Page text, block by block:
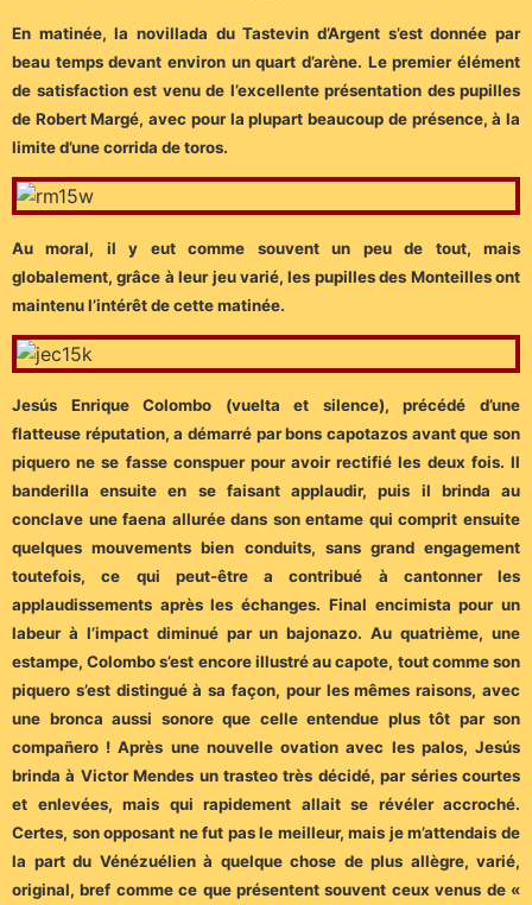
En matinée, la novillada du Tastevin d’Argent s’est donnée par
beau temps devant environ un quart d’arène. Le premier élément
de satisfaction est venu de l’excellente présentation des pupilles
de Robert Margé, avec pour la plupart beaucoup de présence, à la
limite d’une corrida de toros.
Au moral, il y eut comme souvent un peu de tout, mais
globalement, grâce à leur jeu varié, les pupilles des Monteilles ont
maintenu l’intérêt de cette matinée.
Jesús Enrique Colombo (vuelta et silence), précédé d’une
flatteuse réputation, a démarré par bons capotazos avant que son
piquero ne se fasse conspuer pour avoir rectifié les deux fois. Il
banderilla ensuite en se faisant applaudir, puis il brinda au
conclave une faena allurée dans son entame qui comprit ensuite
quelques mouvements bien conduits, sans grand engagement
toutefois, ce qui peut-être a contribué à cantonner les
applaudissements après les échanges. Final encimista pour un
labeur à l’impact diminué par un bajonazo. Au quatrième, une
estampe, Colombo s’est encore illustré au capote, tout comme son
piquero s’est distingué à sa façon, pour les mêmes raisons, avec
une bronca aussi sonore que celle entendue plus tôt par son
compañero ! Après une nouvelle ovation avec les palos, Jesús
brinda à Victor Mendes un trasteo très décidé, par séries courtes
et enlevées, mais qui rapidement allait se révéler accroché.
Certes, son opposant ne fut pas le meilleur, mais je m’attendais de
la part du Vénézuélien à quelque chose de plus allègre, varié,
original, bref comme ce que présentent souvent ceux venus de «